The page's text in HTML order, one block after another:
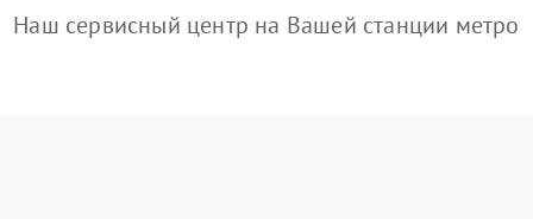
Наш сервисный центр на Вашей станции метро